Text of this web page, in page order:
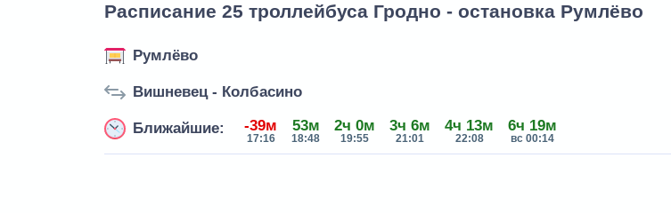
Расписание 25 троллейбуса Гродно - остановка Румлёво
Румлёво
Вишневец - Колбасино
Ближайшие: -39м
17:16
53м
18:48
2ч 0м
19:55
3ч 6м
21:01
4ч 13м
22:08
6ч 19м
вс 00:14